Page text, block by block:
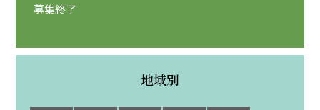
募集終了
地域別